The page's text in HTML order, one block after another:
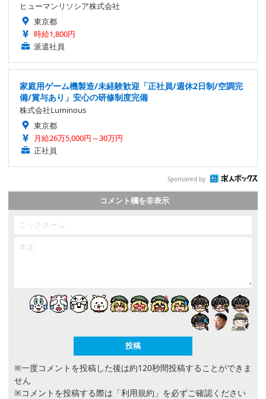
ヒューマンリソシア株式会社
東京都
時給1,800円
派遣社員
家庭用ゲーム機製造/未経験歓迎「正社員/週休2日制/空調完
備/賞与あり」安心の研修制度完備
株式会社Luminous
東京都
月給26万5,000円～30万円
正社員
Sponsored by
コメント欄を非表示
※一度コメントを投稿した後は約120秒間投稿することができま
せん
※コメントを投稿する際は 「利用規約」 を必ずご確認ください